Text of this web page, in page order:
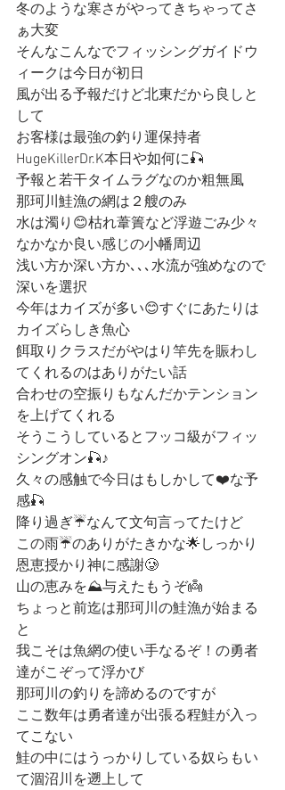
冬のような寒さがやってきちゃってさ
ぁ大変
そんなこんなでフィッシングガイドウ
ィークは今日が初日
風が出る予報だけど北東だから良しと
して
お客様は最強の釣り運保持者
HugeKillerDr.K本日や如何に🎣
予報と若干タイムラグなのか粗無風
那珂川鮭漁の網は２艘のみ
水は濁り😊枯れ葦簀など浮遊ごみ少々
なかなか良い感じの小幡周辺
浅い方か深い方か､､､水流が強めなので
深いを選択
今年はカイズが多い😊すぐにあたりは
カイズらしき魚心
餌取りクラスだがやはり竿先を賑わし
てくれるのはありがたい話
合わせの空振りもなんだかテンション
を上げてくれる
そうこうしているとフッコ級がフィッ
シングオン🎣♪
久々の感触で今日はもしかして❤️な予
感🎣
降り過ぎ☔️なんて文句言ってたけど
この雨☔️のありがたきかな🌟しっかり
恩恵授かり神に感謝🥲
山の恵みを⛰与えたもうぞ👼
ちょっと前迄は那珂川の鮭漁が始まる
と
我こそは魚網の使い手なるぞ！の勇者
達がこぞって浮かび
那珂川の釣りを諦めるのですが
ここ数年は勇者達が出張る程鮭が入っ
てこない
鮭の中にはうっかりしている奴らもい
て涸沼川を遡上して